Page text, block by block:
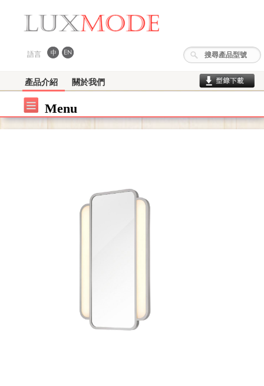
語言
產品介紹 關於我們
Menu